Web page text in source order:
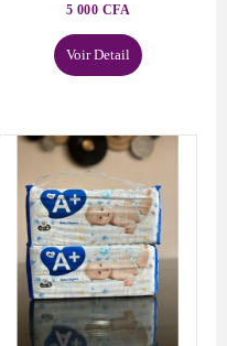
5 000 CFA
Voir Detail